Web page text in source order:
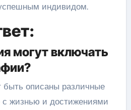
индивидом.
могут включать
быть описаны различные
с жизнью и достижениями